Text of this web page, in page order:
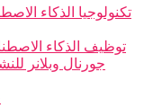
تكنولوجيا الذكاء
توظيف الذكاء
جورنال وبلانر